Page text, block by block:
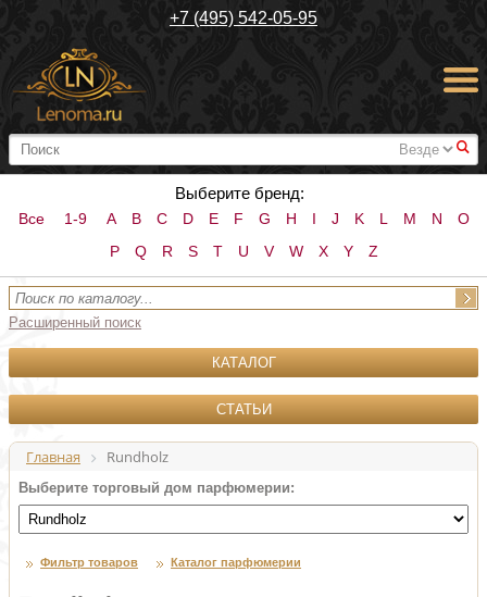
+7 (495) 542-05-95
#
Выберите бренд:
Все 1-9 A B C D E F G H I J K L M N
O
P
Q R S T U V W X Y Z
Расширенный поиск
КАТАЛОГ
СТАТЬИ
Главная Rundholz
Выберите торговый дом парфюмерии:
Фильтр товаров Каталог парфюмерии